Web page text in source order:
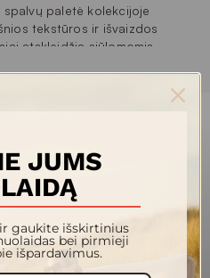
paletė kolekcijoje
tekstūros ir išvaizdos
atskleidžia siūlomomis
Kolekcijos gobelenai išausti
140
390
100 % poliesteris
JUMS
gaukite išskirtinius
bei pirmieji
išpardavimus.